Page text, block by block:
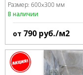
Размер: 600x300 мм
В наличии
от 790 руб./м2